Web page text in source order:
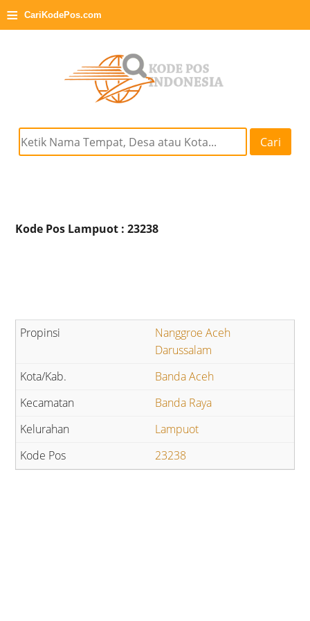
≡ CariKodePos.com
Cari
Kode Pos Lampuot : 23238
Nanggroe Aceh
Darussalam
Banda Aceh
Banda Raya
Lampuot
23238